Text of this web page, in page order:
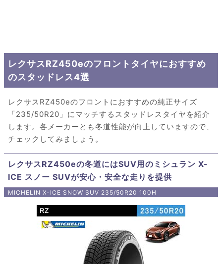
レクサスRZ450eのフロントタイヤにおすすめ
のスタッドレス4選
レクサスRZ450eのフロントにおすすめの純正サイズ
「235/50R20」にマッチするスタッドレスタイヤを紹介
します。各メーカーとも冬道性能が向上していますので、
チェックしてみましょう。
レクサスRZ450eの冬道にはSUV用のミシュラン X-
ICE スノー SUVが安心・安全な走りを提供
MICHELIN X-ICE SNOW SUV 235/50R20 100H